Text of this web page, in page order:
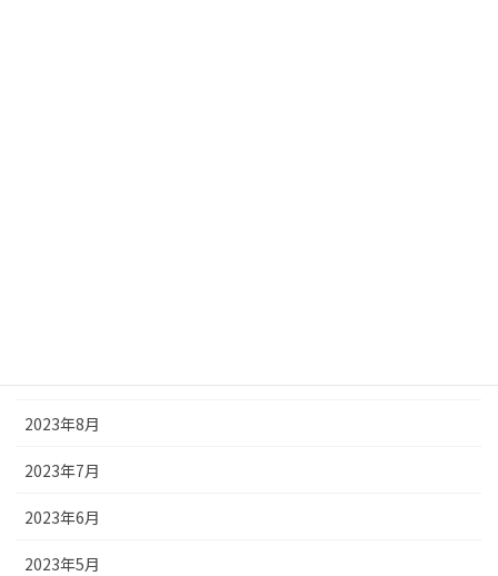
2023年8月
2023年7月
2023年6月
2023年5月